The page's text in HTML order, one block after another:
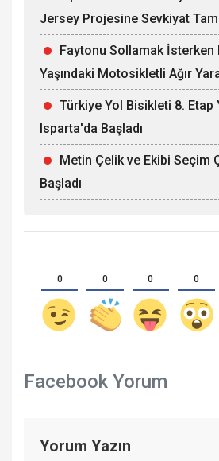
Jersey Projesine Sevkiyat
Faytonu Sollamak İsterken
Yaşındaki Motosikletli Ağır
Türkiye Yol Bisikleti 8. Etap
Isparta'da Başladı
Metin Çelik ve Ekibi Seçim
Başladı
0 0 0 0
Facebook Yorum
Yorum Yazın